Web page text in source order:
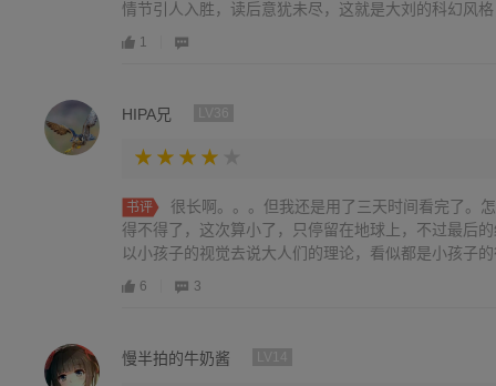
情节引人入胜，读后意犹未尽，这就是大刘的科幻风
1
HIPA兄
书评
很长啊。。。但我还是用了三天时间看完了。
得不得了，这次算小了，只停留在地球上，不过最后
以小孩子的视觉去说大人们的理论，看似都是小孩子
6 3
慢半拍的牛奶酱